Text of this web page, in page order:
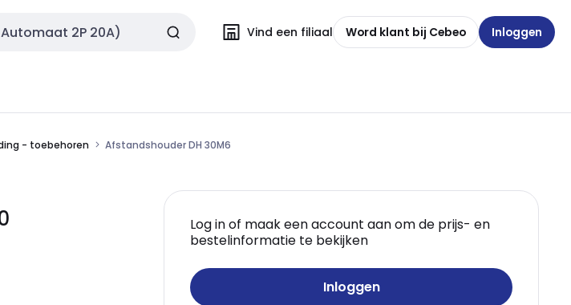
Vind een filiaal Word klant bij Cebeo Inloggen
- toebehoren Afstandshouder DH 30M6
Log in of maak een account aan om de prijs- en
bestelinformatie te bekijken
Inloggen